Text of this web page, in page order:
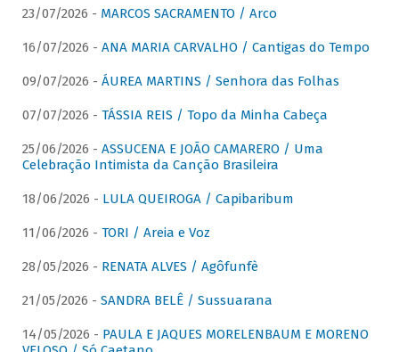
23/07/2026 - MARCOS SACRAMENTO / Arco
16/07/2026 - ANA MARIA CARVALHO / Cantigas do Tempo
09/07/2026 - ÁUREA MARTINS / Senhora das Folhas
07/07/2026 - TÁSSIA REIS / Topo da Minha Cabeça
25/06/2026 - ASSUCENA E JOÃO CAMARERO / Uma
Celebração Intimista da Canção Brasileira
18/06/2026 - LULA QUEIROGA / Capibaribum
11/06/2026 - TORI / Areia e Voz
28/05/2026 - RENATA ALVES / Agôfunfè
21/05/2026 - SANDRA BELÊ / Sussuarana
14/05/2026 - PAULA E JAQUES MORELENBAUM E MORENO